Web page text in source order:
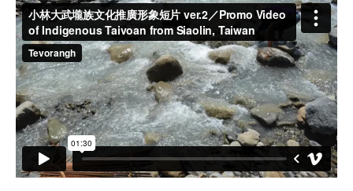
小林村故事多
五里埔
日光小林
小愛小林
媒體上的小林
誰是大武壠族